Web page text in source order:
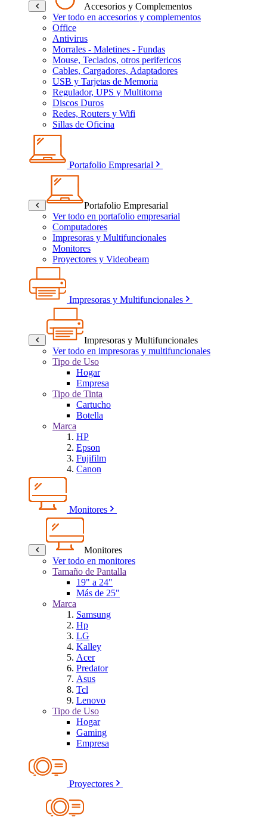
Accesorios y Complementos
Ver todo en accesorios y complementos
Office
Antivirus
Morrales - Maletines - Fundas
Mouse, Teclados, otros perifericos
Cables, Cargadores, Adaptadores
USB y Tarjetas de Memoria
Regulador, UPS y Multitoma
Discos Duros
Redes, Routers y Wifi
Sillas de Oficina
Portafolio Empresarial
Portafolio Empresarial
Ver todo en portafolio empresarial
Computadores
Impresoras y Multifuncionales
Monitores
Proyectores y Videobeam
Impresoras y Multifuncionales
Impresoras y Multifuncionales
Ver todo en impresoras y multifuncionales
Tipo de Uso
Hogar
Empresa
Tipo de Tinta
Cartucho
Botella
Marca
HP
Epson
Fujifilm
Canon
Monitores
Monitores
Ver todo en monitores
Tamaño de Pantalla
19" a 24"
Más de 25"
Marca
Samsung
Hp
LG
Kalley
Acer
Predator
Asus
Tcl
Lenovo
Tipo de Uso
Hogar
Gaming
Empresa
Proyectores